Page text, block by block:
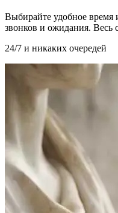
Выбирайте удобное время
звонков и ожидания.
24/7 и никаких очередей